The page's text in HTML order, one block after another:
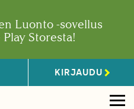
Luonto -sovellus
Storesta!
KIRJAUDU